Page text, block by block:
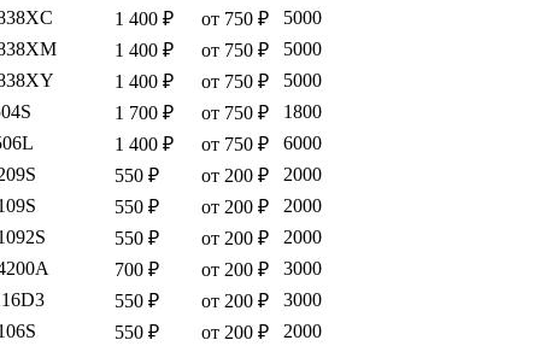
1 400 ₽ от 750 ₽
5000
1 400 ₽ от 750 ₽
5000
1 400 ₽ от 750 ₽
5000
1 700 ₽ от 750 ₽
1800
1 400 ₽ от 750 ₽
6000
550 ₽ от 200 ₽
2000
550 ₽ от 200 ₽
2000
550 ₽ от 200 ₽
2000
700 ₽ от 200 ₽
3000
550 ₽ от 200 ₽
3000
550 ₽ от 200 ₽
2000